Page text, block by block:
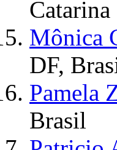
Mônica
DF,
Pamela
Brasil